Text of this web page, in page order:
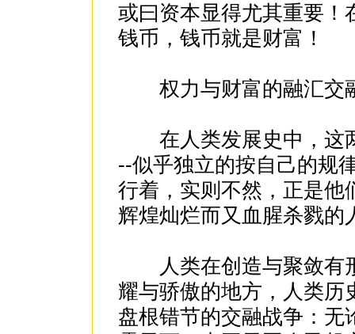
或曰资本显得尤其重要！
钱币，钱币就是财富！
权力与财富的融汇交
在人类发展史中，这
--似乎独立的按自己的规
行着，实则不然，正是他
辉煌灿烂而又血腥杀戮的
人类在创造与聚敛有
耀与骄傲的地方，人类历
盘根错节的交融战争：无